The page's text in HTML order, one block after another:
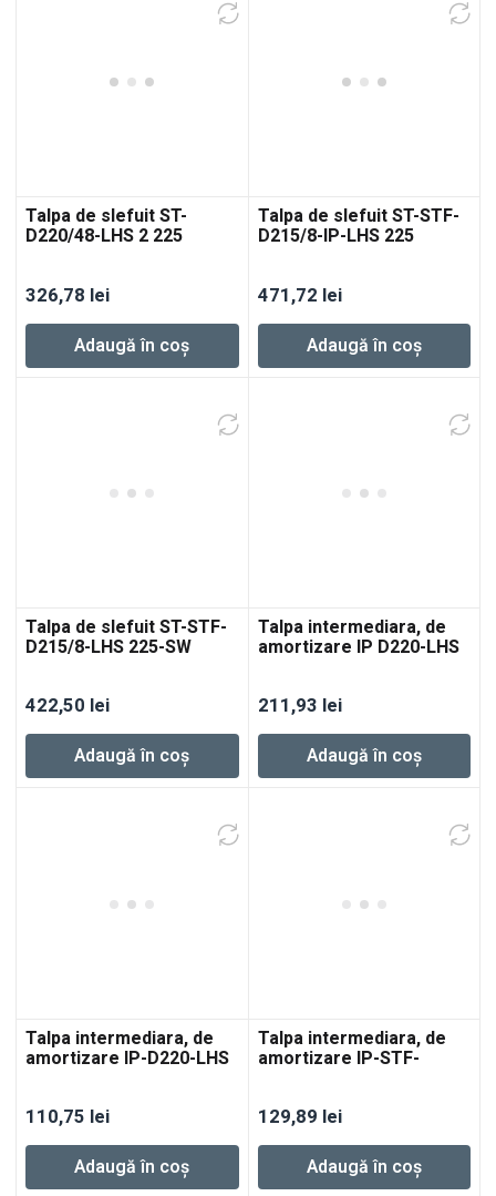
Talpa de slefuit ST-
D220/48-LHS 2 225
326,78 lei
Adaugă în coș
Talpa de slefuit ST-STF-
D215/8-IP-LHS 225
471,72 lei
Adaugă în coș
Talpa de slefuit ST-STF-
D215/8-LHS 225-SW
422,50 lei
Adaugă în coș
Talpa intermediara, de
amortizare IP D220-LHS
211,93 lei
Adaugă în coș
Talpa intermediara, de
amortizare IP-D220-LHS
110,75 lei
Adaugă în coș
Talpa intermediara, de
amortizare IP-STF-
129,89 lei
Adaugă în coș